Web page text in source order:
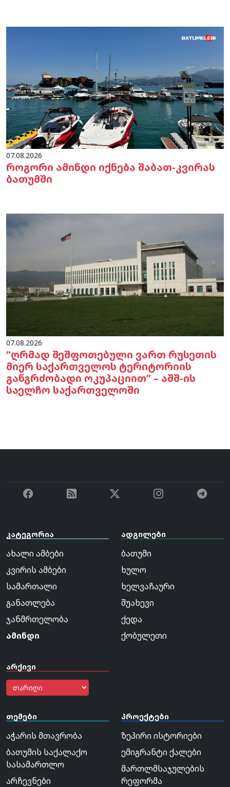
07.08.2026
როგორი ამინდი იქნება შაბათ-კვირას
ბათუმში
07.08.2026
“ღრმად შეშფოთებული ვართ რუსეთის
მიერ საქართველოს ტერიტორიის
განგრძობადი ოკუპაციით” – აშშ-ის
საელჩო საქართველოში
კატეგორია
ახალი ამბები
კვირის ამბები
სამართალი
განათლება
ჯანმრთელობა
ამინდი
არქივი
ადგილები
ბათუმი
ხულო
ხელვაჩაური
შუახევი
ქედა
ქობულეთი
თემები
აჭარის მთავრობა
ბათუმის საქალაქო
სასამართლო
არჩევნები
პროექტები
ზეპირი ისტორიები
ემიგრანტი ქალები
მართლმსაჯულების
რეფორმა